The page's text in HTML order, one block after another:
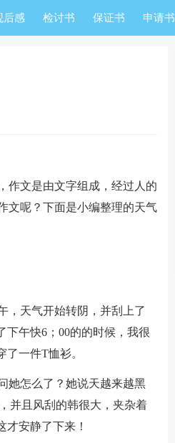
后感 检讨书 保证书 申请书
文是由文字组成，经过人的
文呢？下面是小编整理的天气
天气开始转阴，并刮上了
下午快6；00的的时候，我很
一件T恤衫。
怎么了？她说天越来越黑
并且风刮的韩很大，夹杂着
安静了下来！